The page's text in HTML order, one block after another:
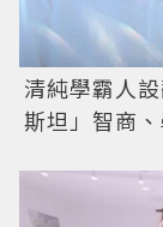
清純學霸人
斯坦」智商